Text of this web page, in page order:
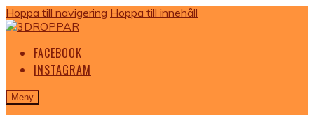
Hoppa till navigering Hoppa till innehåll
FACEBOOK
INSTAGRAM
Meny